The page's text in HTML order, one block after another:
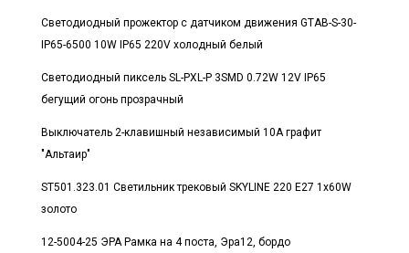
Светодиодный прожектор с датчиком движения GTAB-S-30-
IP65-6500 10W IP65 220V холодный белый
Светодиодный пиксель SL-PXL-P 3SMD 0.72W 12V IP65
бегущий огонь прозрачный
Выключатель 2-клавишный независимый 10А графит
"Альтаир"
ST501.323.01 Светильник трековый SKYLINE 220 E27 1х60W
золото
12-5004-25 ЭРА Рамка на 4 поста, Эра12, бордо